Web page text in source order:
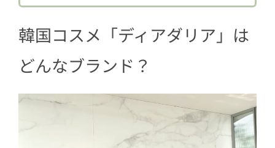
2.4G104 フェリシア
2.5G106 イサベル
今後も続々新商品やカラーが登場する
韓国コスメ「ディアダリア」は
どんなブランド？